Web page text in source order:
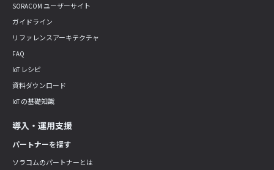
SORACOM ユーザーサイト
ガイドライン
リファレンスアーキテクチャ
FAQ
IoT レシピ
資料ダウンロード
IoT の基礎知識
導入・運用支援
パートナーを探す
ソラコムのパートナーとは